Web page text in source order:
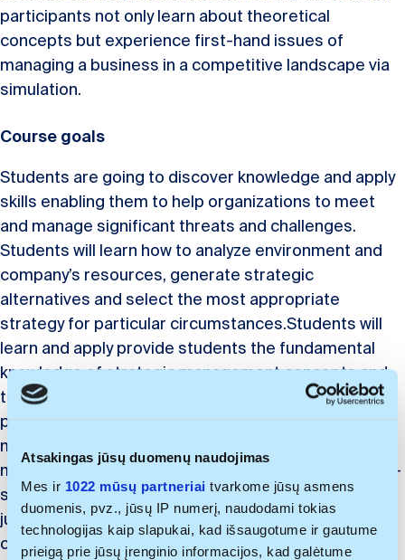
Atsakingas jūsų duomenų naudojimas
Mes ir 1022 mūsų partneriai tvarkome jūsų asmens
duomenis, pvz., jūsų IP numerį, naudodami tokias
technologijas kaip slapukai, kad išsaugotume ir gautume
prieigą prie jūsų įrenginio informacijos, kad galėtume
participants not only learn about theoretical
concepts but experience first-hand issues of
managing a business in a competitive landscape via
simulation.
Course goals
Students are going to discover knowledge and apply
skills enabling them to help organizations to meet
and manage significant threats and challenges.
Students will learn how to analyze environment and
company’s resources, generate strategic
alternatives and select the most appropriate
strategy for particular circumstances.Students will
learn and apply provide students the fundamental
knowledge of strategic management concepts and
techniques; to enable students to identify the key
problem in complex, comprehensive situation. The
major responsibility of students in this course to
make objective strategic decisions and present well-
supported recommendations for future action while
justifying them through oral and written
communication.